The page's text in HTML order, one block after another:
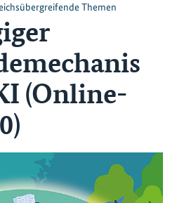
Themen
(Online-